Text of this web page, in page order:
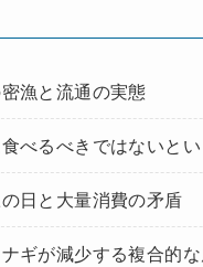
漁と流通の実態
べるべきではないと
日と大量消費の矛盾
ギが減少する複合的